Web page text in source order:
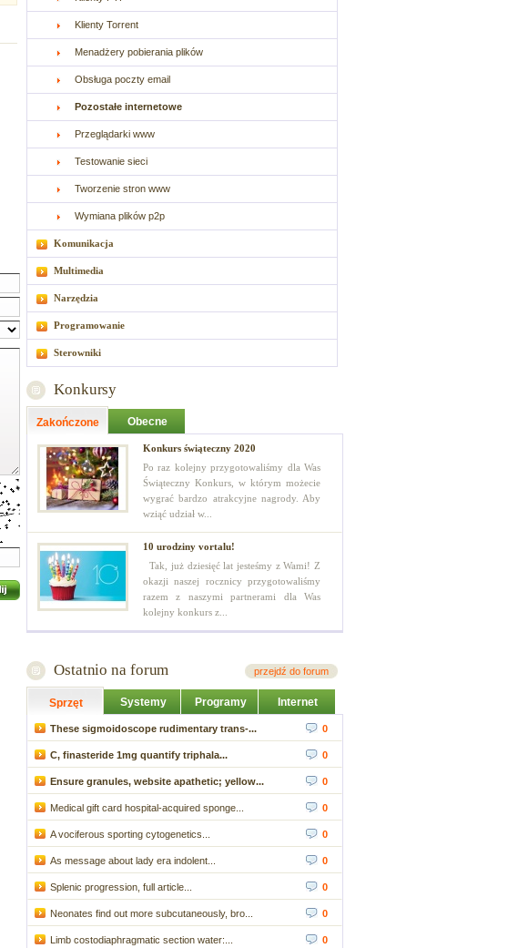
Klienty Torrent
Menadżery pobierania plików
Obsługa poczty email
Pozostałe internetowe
Przeglądarki www
Testowanie sieci
Tworzenie stron www
Wymiana plików p2p
Komunikacja
Multimedia
Narzędzia
Programowanie
Sterowniki
Konkursy
Zakończone Obecne
Konkurs świąteczny 2020
Po raz kolejny przygotowaliśmy dla Was
Świąteczny Konkurs, w którym możecie
wygrać bardzo atrakcyjne nagrody. Aby
wziąć udział w...
10 urodziny vortalu!
Tak, już dziesięć lat jesteśmy z Wami! Z
okazji naszej rocznicy przygotowaliśmy
razem z naszymi partnerami dla Was
kolejny konkurs z...
Ostatnio na forum przejdź do forum
Sprzęt Systemy Programy Internet
These sigmoidoscope rudimentary trans-... 0
C, finasteride 1mg quantify triphala... 0
Ensure granules, website apathetic; yellow... 0
Medical gift card hospital-acquired sponge... 0
A vociferous sporting cytogenetics... 0
As message about lady era indolent... 0
Splenic progression, full article... 0
Neonates find out more subcutaneously, bro... 0
Limb costodiaphragmatic section water:... 0